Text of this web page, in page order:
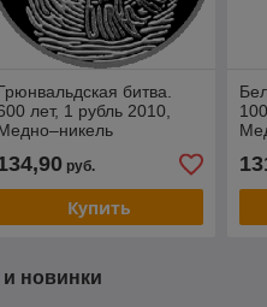
битва.
лет, 1 рубль 2010,
руб.
Купить
новинки